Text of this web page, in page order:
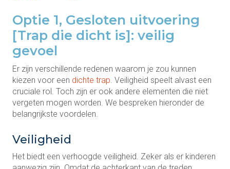
Optie 1, Gesloten uitvoering
[Trap die dicht is]: veilig
gevoel
Er zijn verschillende redenen waarom je zou kunnen
kiezen voor een dichte trap . Veiligheid speelt alvast een
cruciale rol. Toch zijn er ook andere elementen die niet
vergeten mogen worden. We bespreken hieronder de
belangrijkste voordelen.
Veiligheid
Het biedt een verhoogde veiligheid. Zeker als er kinderen